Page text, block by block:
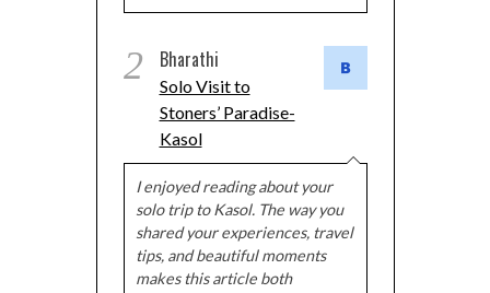
2 Bharathi
Solo Visit to
Stoners’ Paradise-
Kasol
I enjoyed reading about your
solo trip to Kasol. The way you
shared your experiences, travel
tips, and beautiful moments
makes this article both